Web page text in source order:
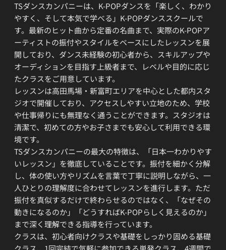
TSダンスカンパニーは、K-POPダンスを「楽しく、わかり
やすく、そして本気で学べる」K-POPダンススクールで
す。最新のヒット曲から定番の名曲まで、実際のK-POPア
ーティストの振付やスタイルをベースにしたレッスンを展
開しており、ダンス未経験の初心者から、スキルアップや
オーディションを目指す上級者まで、レベルや目的に応じ
たクラスをご用意しています。
レッスンは高田馬場・新富町エリアを中心とした都内スタ
ジオで開催しており、アクセスしやすい立地のため、学校
や仕事帰りにも無理なく通うことができます。スタジオは
清潔で、初めての方やお子さまでも安心して利用できる環
境です。
TSダンスカンパニーの最大の特徴は、「日本一わかりやす
いレッスン」を徹底していることです。振付を細かく分解
し、体の使い方やリズムを言葉で丁寧に説明しながら、一
人ひとりの理解度に合わせてレッスンを進行します。ただ
振付を真似するだけで終わらせるのではなく、「なぜその
動きになるのか」「どうすればK-POPらしく見えるのか」
まで深く理解できる指導を行っています。
クラスは、初心者向けクラスや基礎をしっかり固める基礎